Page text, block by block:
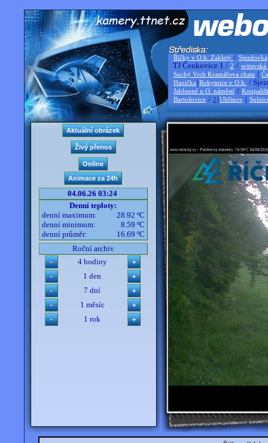
Říčky v O.h. Zakletý / Sjezdovka
TJ Čenkovice 1 / 2 / svitavská
Suchý Vrch Kramářova chata |
Hanička |Rokytnice v O.h. /
Jablonné n O. náměstí /
Bartošovice / 2 |Uhřínov |
04.06.26 03:24
Denní teploty:
denní maximum:
28.92 ºC
denní minimum:
8.59 ºC
denní průměr:
16.69 ºC
Roční archiv
4 hodiny
1 den
7 dní
1 měsíc
1 rok